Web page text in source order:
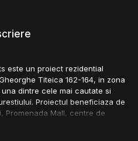
este un proiect rezidential
Titeica 162-164, in zona
dintre cele mai cautate si
Proiectul beneficiaza de
Promenada Mall, centre de